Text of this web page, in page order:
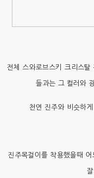
전체 스와로브스키 크리스
들과는 그 컬러와
천연 진주와 비슷하
진주목걸이를 착용했을때